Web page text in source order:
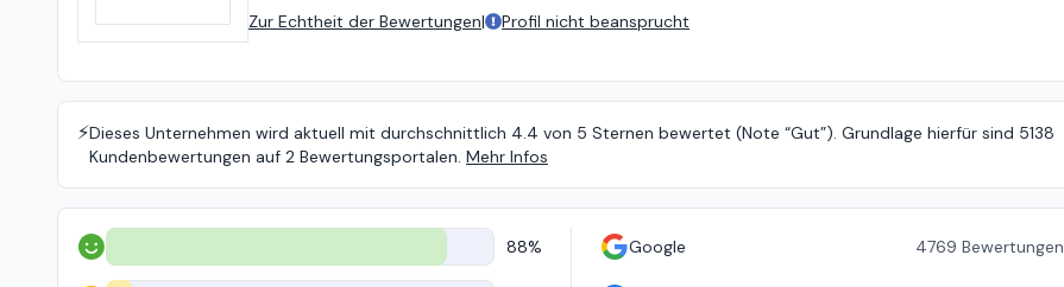
Zur Echtheit der Bewertungen| Profil nicht beansprucht
⚡️Dieses Unternehmen wird aktuell mit durchschnittlich 4.4 von 5 Sternen bewertet (Note “Gut”). Grundlage hierfür sind 5138
Kundenbewertungen auf 2 Bewertungsportalen. Mehr Infos
Positiv 88% Google 4769 Bewertungen